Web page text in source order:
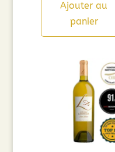
Ajouter au
panier